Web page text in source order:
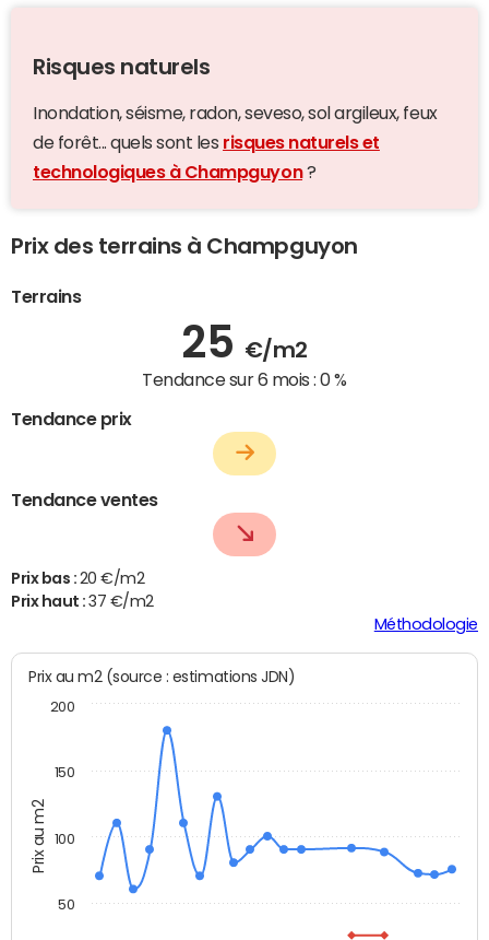
Risques naturels
Inondation, séisme, radon, seveso, sol argileux, feux
de forêt... quels sont les risques naturels et
technologiques à Champguyon?
Prix des terrains à Champguyon
Terrains
25 €/m2
Tendance sur 6 mois :0 %
Tendance prix
Tendance ventes
Prix bas : 20 €/m2
Prix haut :37 €/m2
Méthodologie
Prix au m2
Prix au m2 (source : estimations JDN)
50
100
150
200